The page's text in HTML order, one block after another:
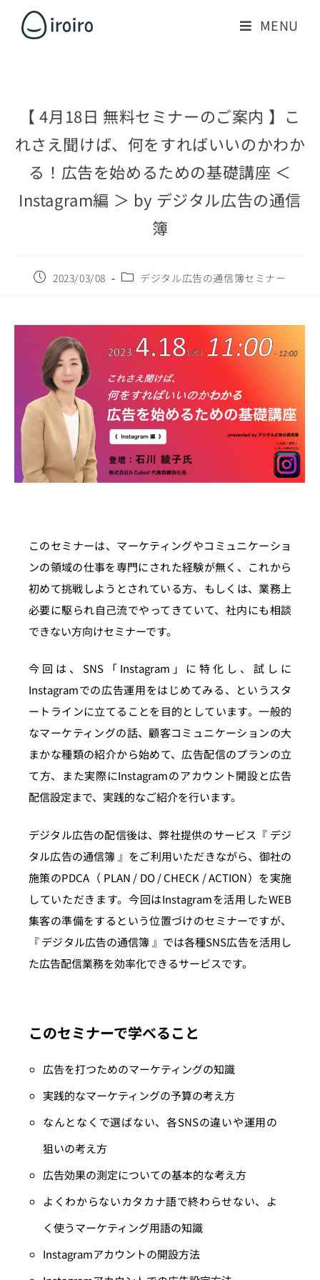
MENU
【 4月18日 無料セミナーのご案内 】こ
れさえ聞けば、何をすればいいのかわか
る！広告を始めるための基礎講座 ＜
Instagram編 ＞ by デジタル広告の通信
簿
2023/03/08 デジタル広告の通信簿セミナー
このセミナーは、マーケティングやコミュニケーショ
ンの領域の仕事を専門にされた経験が無く、これから
初めて挑戦しようとされている方、もしくは、業務上
必要に駆られ自己流でやってきていて、社内にも相談
できない方向けセミナーです。
今回は、SNS「Instagram」に特化し、試しに
Instagramでの広告運用をはじめてみる、というスタ
ートラインに立てることを目的としています。一般的
なマーケティングの話、顧客コミュニケーションの大
まかな種類の紹介から始めて、広告配信のプランの立
て方、また実際にInstagramのアカウント開設と広告
配信設定まで、実践的なご紹介を行います。
デジタル広告の配信後は、弊社提供のサービス『 デジ
タル広告の通信簿 』をご利用いただきながら、御社の
施策のPDCA（ PLAN / DO / CHECK / ACTION）を実施
していただきます。今回はInstagramを活用したWEB
集客の準備をするという位置づけのセミナーですが、
『 デジタル広告の通信簿 』では各種SNS広告を活用し
た広告配信業務を効率化できるサービスです。
このセミナーで学べること
広告を打つためのマーケティングの知識
実践的なマーケティングの予算の考え方
なんとなくで選ばない、各SNSの違いや運用の
狙いの考え方
広告効果の測定についての基本的な考え方
よくわからないカタカナ語で終わらせない、よ
く使うマーケティング用語の知識
Instagramアカウントの開設方法